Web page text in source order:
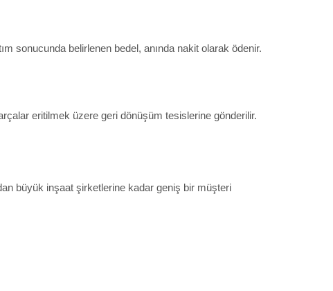
sonucunda belirlenen bedel, anında nakit olarak ödenir.
eritilmek üzere geri dönüşüm tesislerine gönderilir.
büyük inşaat şirketlerine kadar geniş bir müşteri